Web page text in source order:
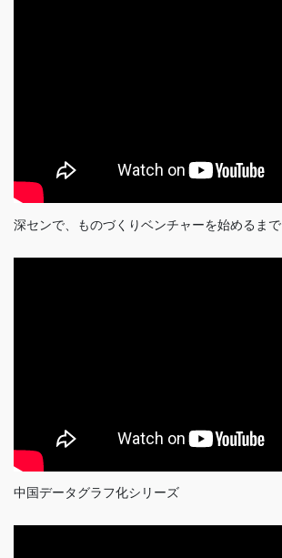
深センで、ものづくりベンチャーを始めるまで
中国データグラフ化シリーズ